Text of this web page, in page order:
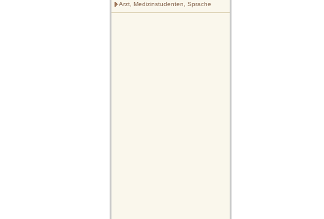
Arzt, Medizinstudenten, Sprache